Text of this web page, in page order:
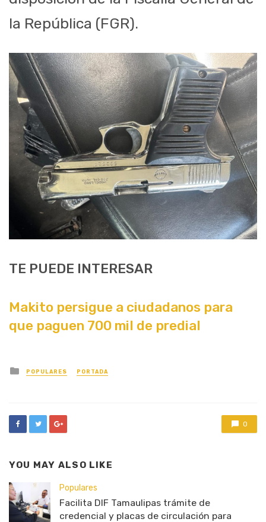
la República (FGR).
TE PUEDE INTERESAR
Makito persigue a ciudadanos para
que paguen 700 mil de predial
Posted
in
POPULARES PORTADA
0
YOU MAY ALSO LIKE
Populares
Facilita DIF Tamaulipas trámite de
credencial y placas de circulación para